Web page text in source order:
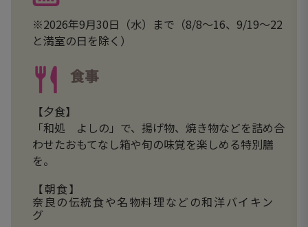
※2026年9月30日（水）まで（8/8～16、9/19～22
と満室の日を除く）
食事
【夕食】
「和処 よしの」で、揚げ物、焼き物などを詰め合
わせたおもてなし箱や旬の味覚を楽しめる特別膳
を。
【朝食】
奈良の伝統食や名物料理などの和洋バイキン
グ